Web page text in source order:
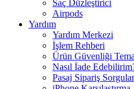
Saç Düzleştirici
Airpods
Yardım
Yardım Merkezi
İşlem Rehberi
Ürün Güvenliği
Nasıl İade
Pasaj Sipariş